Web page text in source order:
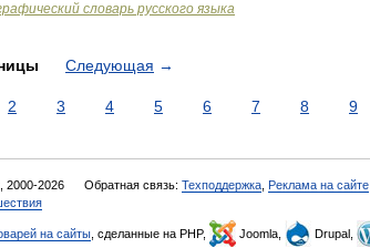
словарь русского языка
Следующая →
2 3 4 5 6 7 8 9
2000-2026 Обратная связь: Техподдержка Реклама на сайте
на сайты , сделанные на PHP, Joomla, Drupal,